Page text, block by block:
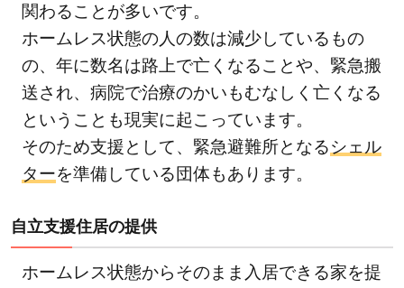
関わることが多いです。
ホームレス状態の人の数は減少しているもの
の、年に数名は路上で亡くなることや、緊急搬
送され、病院で治療のかいもむなしく亡くなる
ということも現実に起こっています。
そのため支援として、緊急避難所となるシェル
ターを準備している団体もあります。
自立支援住居の提供
ホームレス状態からそのまま入居できる家を提